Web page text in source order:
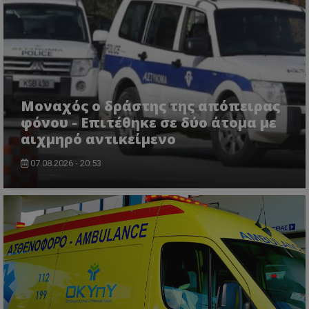
Μοναχός ο δράστης της απόπειρας
φόνου - Επιτέθηκε σε δύο άτομα με
αιχμηρό αντικείμενο
07.08.2026 - 20:53
ASP.NET_SessionId
Microsoft Corporation
VISITOR_PRIVACY_METADATA
YouTube
.youtube.com